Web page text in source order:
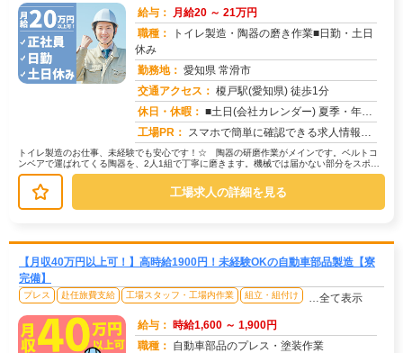
給与： 月給20 ～ 21万円
職種：
トイレ製造・陶器の磨き作業■日勤・土日
休み
勤務地： 愛知県 常滑市
交通アクセス： 榎戸駅(愛知県) 徒歩1分
休日・休暇： ■土日(会社カレンダー) 夏季・年末年始・GWの長期休みあり/年間休日126日
工場PR： スマホで簡単に確認できる求人情報！未経験でも安心の環境です。株式会社京栄センターでは、経験や資格は一切問いません。...
トイレ製造のお仕事、未経験でも安心です！☆ 陶器の研磨作業がメインです。ベルトコ
ンベアで運ばれてくる陶器を、2人1組で丁寧に磨きます。機械では届かない部分をスポン
ジで磨く、繊細な作業です。☆ ラ...
工場求人の詳細を見る
【月収40万円以上可！】高時給1900円！未経験OKの自動車部品製造【寮
完備】
プレス 赴任旅費支給 工場スタッフ・工場内作業 組立・組付け …全て表示
給与： 時給1,600 ～ 1,900円
職種： 自動車部品のプレス・塗装作業